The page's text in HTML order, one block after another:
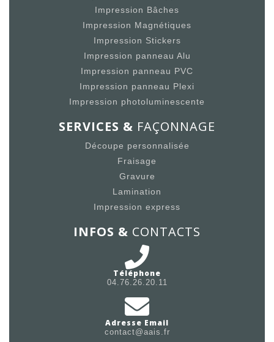
Impression Bâches
Impression Magnétiques
Impression Stickers
Impression panneau Alu
Impression panneau PVC
Impression panneau Plexi
Impression photoluminescente
SERVICES & FAÇONNAGE
Découpe personnalisée
Fraisage
Gravure
Lamination
Impression express
INFOS & CONTACTS
Téléphone
04.76.26.20.11
Adresse Email
contact@aais.fr